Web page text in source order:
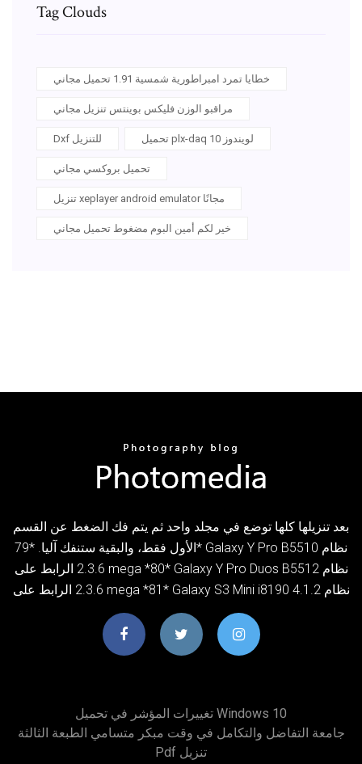
Tag Clouds
خطايا تمرد امبراطورية شمسية 1.91 تحميل مجاني
مراقبو الوزن فليكس بوينتس تنزيل مجاني
Dxf للتنزيل تحميل plx-daq لويندوز 10
تحميل بروكسي مجاني
تنزيل xeplayer android emulator مجانًا
خير لكم أمين البوم مضغوط تحميل مجاني
بعد تنزيلها كلها توضع في مجلد واحد ثم يتم فك الضغط عن القسم
الأول فقط، والبقية ستنفك آليا. *79* Galaxy Y Pro B5510 نظام
2.3.6 الرابط على mega *80* Galaxy Y Pro Duos B5512 نظام
2.3.6 الرابط على mega *81* Galaxy S3 Mini i8190 نظام 4.1.2
تغييرات المؤشر في تحميل Windows 10
جامعة التفاضل والتكامل في وقت مبكر متسامي الطبعة الثالثة
Pdf تنزيل